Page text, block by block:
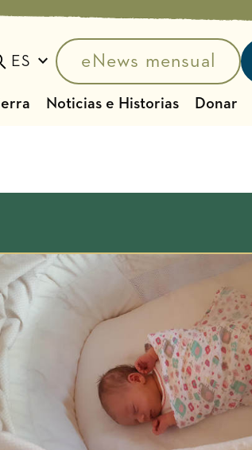
ES
Toggle searcheNews mensual
Noticias e Historias Donar